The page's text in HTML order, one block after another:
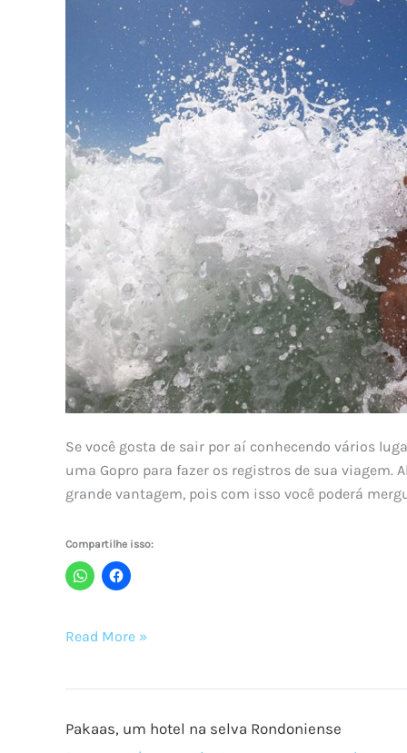
Se você gosta de sair por aí conhecendo vários
uma Gopro para fazer os registros de sua viagem.
grande vantagem, pois com isso você poderá
Compartilhe isso:
Faça
sua
Read More »
Pakaas, um hotel na selva Rondoniense